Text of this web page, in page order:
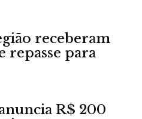
receberam
repasse para
R$ 200